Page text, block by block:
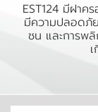
EST124 มีฝาค
มีความปลอดภั
ชน และการพ